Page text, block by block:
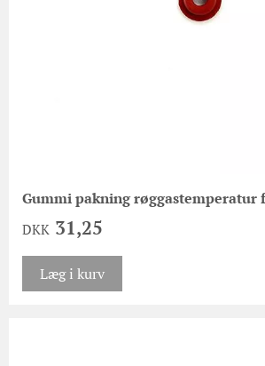
Gummi pakning røggastemperatur
DKK 31,25
Læg i kurv